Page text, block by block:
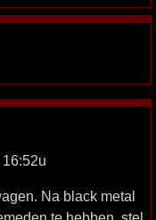
Na black metal